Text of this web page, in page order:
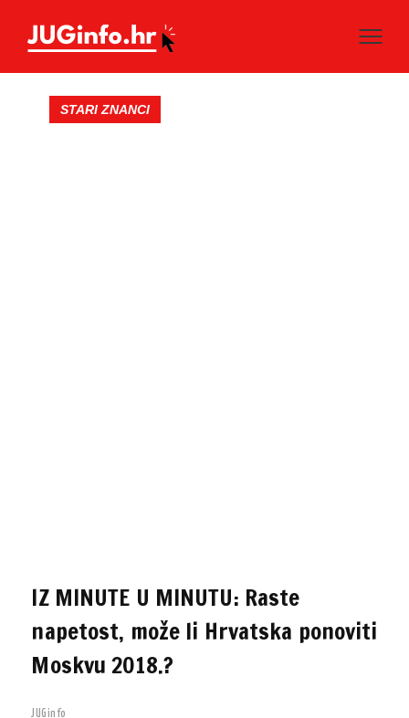
STARI ZNANCI
IZ MINUTE U MINUTU: Raste
napetost, može li Hrvatska ponoviti
Moskvu 2018.?
JUGinfo